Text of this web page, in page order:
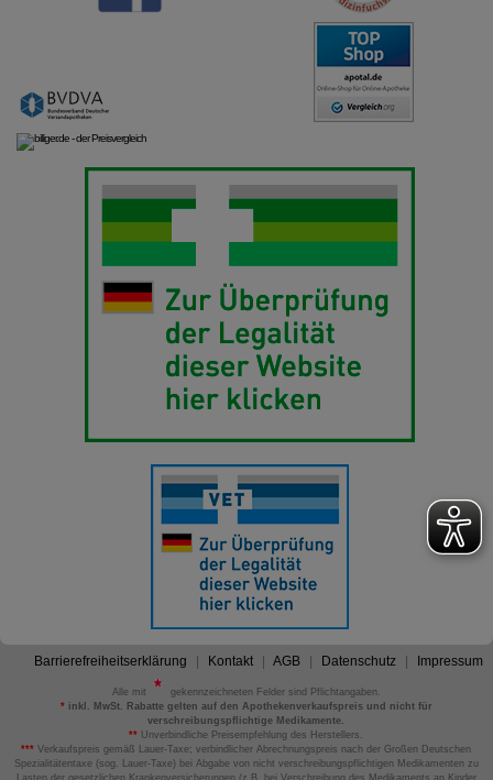
Barrierefreiheitserklärung Kontakt AGB Datenschutz Impressum
Alle mit
gekennzeichneten Felder sind Pflichtangaben.
*inkl. MwSt. Rabatte gelten auf den Apothekenverkaufspreis und nicht für
verschreibungspflichtige Medikamente.
** Unverbindliche Preisempfehlung des Herstellers.
*** Verkaufspreis gemäß Lauer-Taxe; verbindlicher Abrechnungspreis nach der Großen Deutschen
Spezialitätentaxe (sog. Lauer-Taxe) bei Abgabe von nicht verschreibungspflichtigen Medikamenten zu
Lasten der gesetzlichen Krankenversicherungen (z.B. bei Verschreibung des Medikaments an Kinder